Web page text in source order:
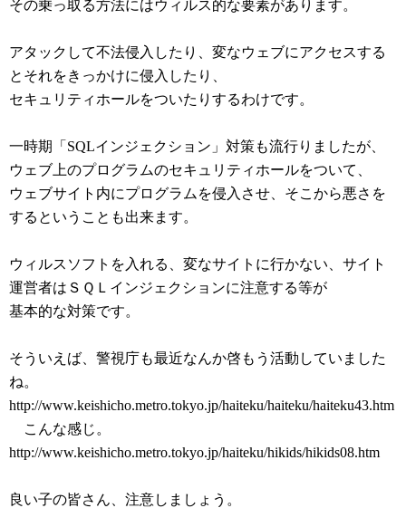
その乗っ取る方法にはウィルス的な要素があります。
アタックして不法侵入したり、変なウェブにアクセスする
とそれをきっかけに侵入したり、
セキュリティホールをついたりするわけです。
一時期「SQLインジェクション」対策も流行りましたが、
ウェブ上のプログラムのセキュリティホールをついて、
ウェブサイト内にプログラムを侵入させ、そこから悪さを
するということも出来ます。
ウィルスソフトを入れる、変なサイトに行かない、サイト
運営者はＳＱＬインジェクションに注意する等が
基本的な対策です。
そういえば、警視庁も最近なんか啓もう活動していました
ね。
http://www.keishicho.metro.tokyo.jp/haiteku/haiteku/haiteku43.htm
こんな感じ。
http://www.keishicho.metro.tokyo.jp/haiteku/hikids/hikids08.htm
良い子の皆さん、注意しましょう。